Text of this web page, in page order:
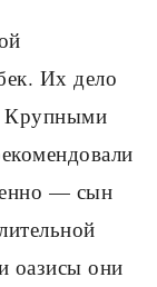
Их дело
Крупными
— сын
оазисы они